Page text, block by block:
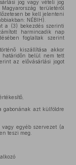
jog vagy vételi jog
területéről
be kell jelenteni
NÉBIH).
a (3) bekezdés szerinti
harmincadik nap
foglaltak szerint
kiszállítása akkor
belül nem tett
az elővásárlási jogot
gabonának azt külföldre
egyéb szervezet (a
teszi meg.